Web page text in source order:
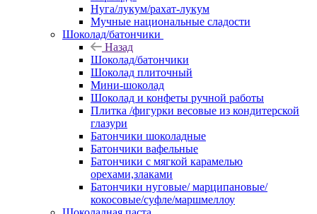
Нуга/лукум/рахат-лукум
Мучные национальные сладости
Шоколад/батончики
Назад
Шоколад/батончики
Шоколад плиточный
Мини-шоколад
Шоколад и конфеты ручной работы
Плитка /фигурки весовые из кондитерской
глазури
Батончики шоколадные
Батончики вафельные
Батончики с мягкой карамелью
орехами,злаками
Батончики нуговые/ марципановые/
кокосовые/суфле/маршмеллоу